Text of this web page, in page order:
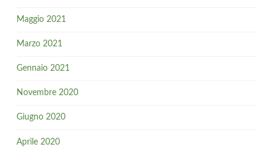
Maggio 2021
Marzo 2021
Gennaio 2021
Novembre 2020
Giugno 2020
Aprile 2020